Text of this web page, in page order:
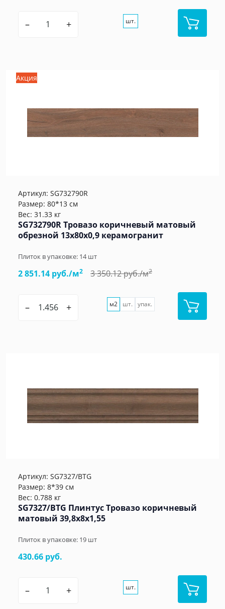
– + шт.
Акция
Артикул: SG732790R
Размер: 80*13 см
Вес: 31.33 кг
SG732790R Тровазо коричневый матовый
обрезной 13x80x0,9 керамогранит
Плиток в упаковке: 14шт
2 851.14 руб./м2 3 350.12 руб./м2
– + м2 шт. упак.
Артикул: SG7327/BTG
Размер: 8*39 см
Вес: 0.788 кг
SG7327/BTG Плинтус Тровазо коричневый
матовый 39,8x8x1,55
Плиток в упаковке: 19 шт
430.66 руб.
– + шт.